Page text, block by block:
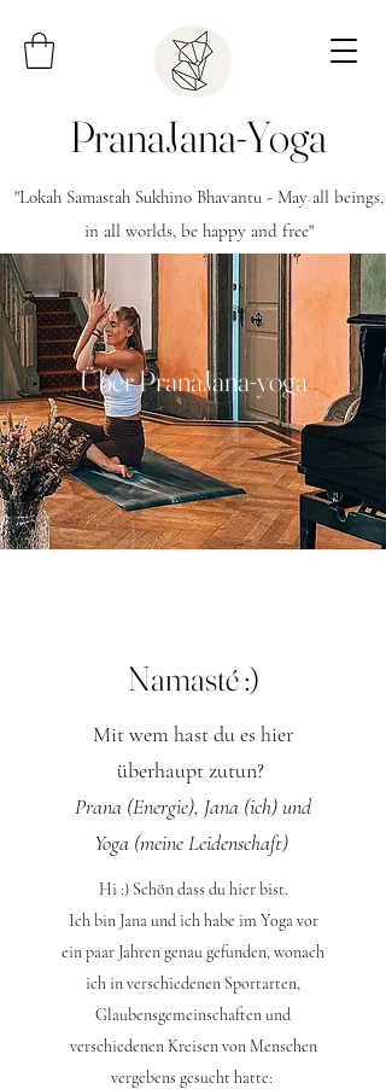
PranaJana-Yoga
"Lokah Samastah Sukhino Bhavantu - May all beings,
in all worlds, be happy and free"
Über PranaJana-yoga
Namasté :)
Mit wem hast du es hier
überhaupt zutun?
Prana (Energie), Jana (ich) und
Yoga (meine Leidenschaft)
Hi :) Schön dass du hier bist.
Ich bin Jana und ich habe im Yoga vor
ein paar Jahren genau gefunden, wonach
ich in verschiedenen Sportarten,
Glaubensgemeinschaften und
verschiedenen Kreisen von Menschen
vergebens gesucht hatte: